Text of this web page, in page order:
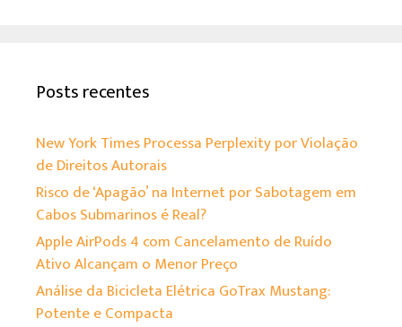
Posts recentes
New York Times Processa Perplexity por Violação
de Direitos Autorais
Risco de ‘Apagão’ na Internet por Sabotagem em
Cabos Submarinos é Real?
Apple AirPods 4 com Cancelamento de Ruído
Ativo Alcançam o Menor Preço
Análise da Bicicleta Elétrica GoTrax Mustang:
Potente e Compacta